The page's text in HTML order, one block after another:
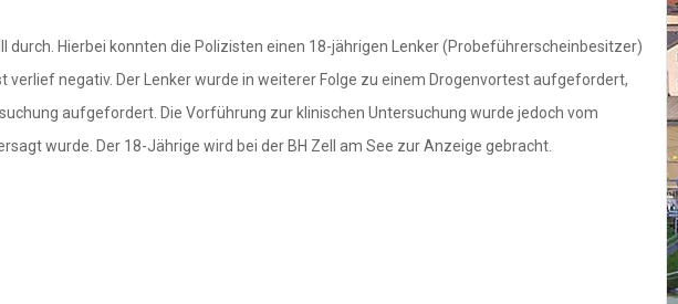
Hierbei konnten die Polizisten einen 18-jährigen Lenker (Probeführerscheinbesitzer)
negativ. Der Lenker wurde in weiterer Folge zu einem Drogenvortest aufgefordert,
aufgefordert. Die Vorführung zur klinischen Untersuchung wurde jedoch vom
wurde. Der 18-Jährige wird bei der BH Zell am See zur Anzeige gebracht.